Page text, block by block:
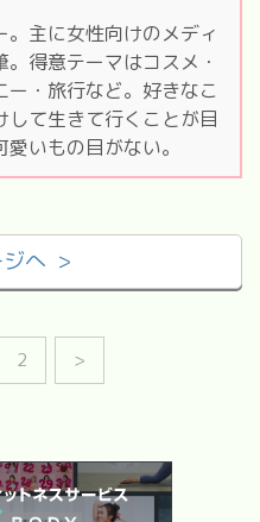
。主に女性向けのメディ
。得意テーマはコスメ・
ー・旅行など。好きなこ
して生きて行くことが目
いもの目がない。
ジへ >
2 >